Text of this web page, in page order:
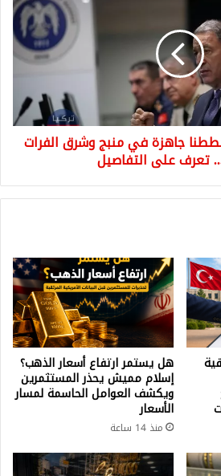
جاهزة في منبج وشرق الفرات
تعرف على التفاصيل
هل يستمر ارتفاع أسعار الذهب؟
إسلام مميش يحذر المستثمرين
ويكشف العوامل الحاسمة لمسار
الأسعار
منذ 14 ساعة